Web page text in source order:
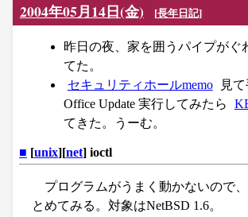
2004年05月14日(金) [長年日記]
昨日の夜、家を囲うパイプがぐ
てた。
セキュリティホールmemo
見
Office Update 実行してみたら
てきた。うーむ。
■ [unix][net] ioctl
プログラムがうまく動かないので
とめてみる。対象はNetBSD 1.6。